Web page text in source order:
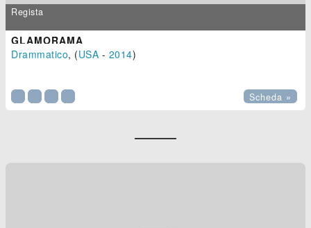
Regista
GLAMORAMA
Drammatico, (USA - 2014)
Scheda »